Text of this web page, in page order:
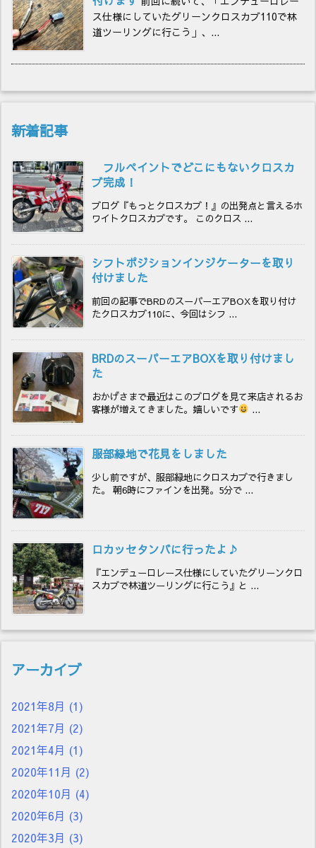
ス仕様にしていたグリーンクロスカブ110で林
道ツーリングに行こう」、...
新着記事
フルペイントでどこにもないクロスカ
ブ完成！
ブログ『もっとクロスカブ！』の出発点と言えるホ
ワイトクロスカブです。 このクロス ...
シフトポジションインジケーターを取り
付けました
前回の記事でBRDのスーパーエアBOXを取り付け
たクロスカブ110に、今回はシフ ...
BRDのスーパーエアBOXを取り付けまし
た
おかげさまで最近はこのブログを見て来店されるお
客様が増えてきました。嬉しいです
...
服部緑地で花見をしました
少し前ですが、服部緑地にクロスカブで行きまし
た。 朝6時にファインを出発。5分で ...
ロカッセタンバに行ったよ♪
『エンデューロレース仕様にしていたグリーンクロ
スカブで林道ツーリングに行こう』と ...
アーカイブ
2021年8月 (1)
2021年7月 (2)
2021年4月 (1)
2020年11月 (2)
2020年10月 (4)
2020年6月 (3)
2020年3月 (3)